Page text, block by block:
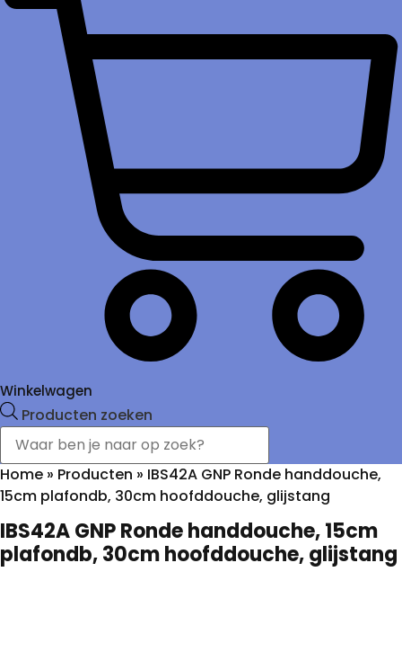
Winkelwagen
Producten zoeken
Home » Producten » IBS42A GNP Ronde handdouche,
15cm plafondb, 30cm hoofddouche, glijstang
IBS42A GNP Ronde handdouche, 15cm
plafondb, 30cm hoofddouche, glijstang